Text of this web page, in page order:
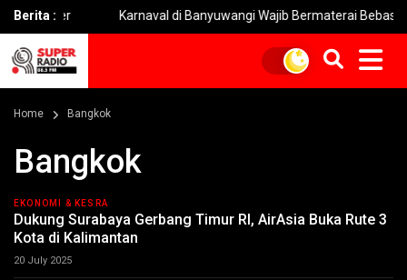
Berita : Karnaval di Banyuwangi Wajib Bermaterai Bebas Sampah
Home Bangkok
Bangkok
EKONOMI & KESRA
Dukung Surabaya Gerbang Timur RI, AirAsia Buka Rute 3
Kota di Kalimantan
20 July 2025